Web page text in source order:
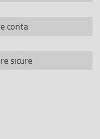
conta
sicure